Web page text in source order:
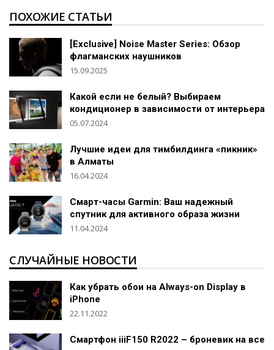
ПОХОЖИЕ СТАТЬИ
[Exclusive] Noise Master Series: Обзор
флагманских наушников
15.09.2025
Какой если не белый? Выбираем
кондиционер в зависимости от интерьера
05.07.2024
Лучшие идеи для тимбилдинга «пикник»
в Алматы
16.04.2024
Смарт-часы Garmin: Ваш надежный
спутник для активного образа жизни
11.04.2024
СЛУЧАЙНЫЕ НОВОСТИ
Как убрать обои на Always-on Display в
iPhone
22.11.2022
Смартфон iiiF150 R2022 – броневик на все